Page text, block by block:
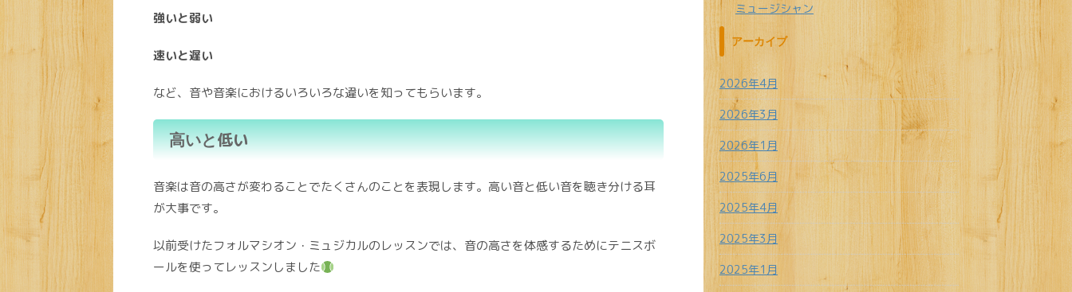
強いと弱い
速いと遅い
など、音や音楽におけるいろいろな違いを知ってもらいます。
高いと低い
音楽は音の高さが変わることでたくさんのことを表現します。高い音と低い音を聴き分ける耳
が大事です。
以前受けたフォルマシオン・ミュジカルのレッスンでは、音の高さを体感するためにテニスボ
ールを使ってレッスンしました
ミュージシャン
アーカイブ
2026年4月
2026年3月
2026年1月
2025年6月
2025年4月
2025年3月
2025年1月